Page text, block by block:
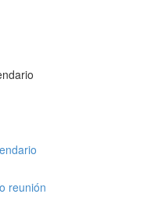
reunión